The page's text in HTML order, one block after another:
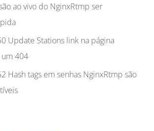
ao vivo do NginxRtmp ser
Update Stations link na página
um 404
Hash tags em senhas NginxRtmp são